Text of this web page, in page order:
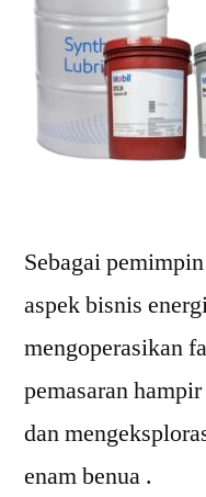
Sebagai
aspek bisnis
mengoperasikan
pemasaran
dan
enam benua .